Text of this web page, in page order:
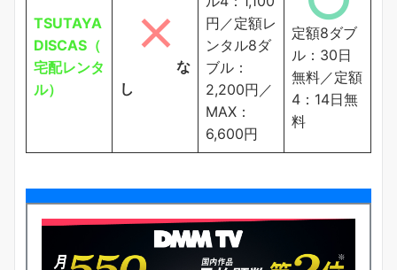
TSUTAYA
DISCAS（
宅配レンタ
ル）
な
し
円／定額レ
ンタル8ダ
ブル：
2,200円／
MAX：
6,600円
定額8ダブ
ル：30日
無料／定額
4：14日無
料